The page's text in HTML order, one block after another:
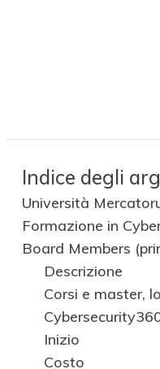
Indice degli
Università
Formazione in
Board Members
Descrizione
Corsi e master,
Inizio
Costo